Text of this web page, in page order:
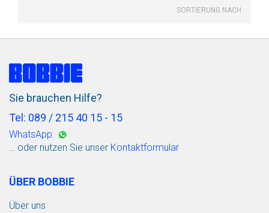
SORTIERUNG NACH
Sie brauchen Hilfe?
Tel: 089 / 215 40 15 - 15
WhatsApp:
… oder nutzen Sie unser Kontaktformular
ÜBER BOBBIE
Über uns